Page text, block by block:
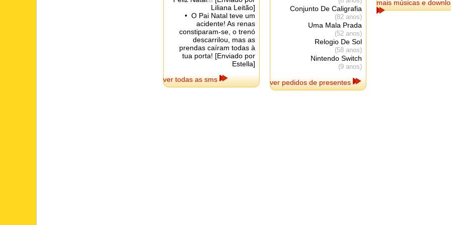
Liliana Leitão]
• O Pai Natal teve um
acidente! As renas
constiparam-se, o trenó
descarrilou, mas as
prendas caíram todas à
tua porta! [Enviado por
Estella]
ver todas as sms
Conjunto De Caligrafia
(82 anos)
Uma Mala Prada
(52 anos)
Relogio De Sol
(58 anos)
Nintendo Switch
(9 anos)
ver pedidos de presentes
mais músicas e